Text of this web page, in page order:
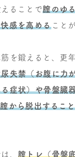
えることで膣のゆ
感を高めること
を鍛えると、更
失禁（お腹に力
症状）や骨盤臓
から脱出するこ
、 膣トレ（骨盤